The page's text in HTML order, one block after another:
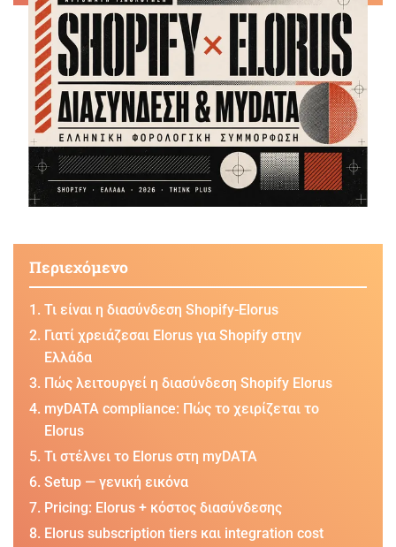
Περιεχόμενο
Τι είναι η διασύνδεση Shopify-Elorus
Γιατί χρειάζεσαι Elorus για Shopify στην
Ελλάδα
Πώς λειτουργεί η διασύνδεση Shopify Elorus
myDATA compliance: Πώς το χειρίζεται το
Elorus
Τι στέλνει το Elorus στη myDATA
Setup — γενική εικόνα
Pricing: Elorus + κόστος διασύνδεσης
Elorus subscription tiers και integration cost